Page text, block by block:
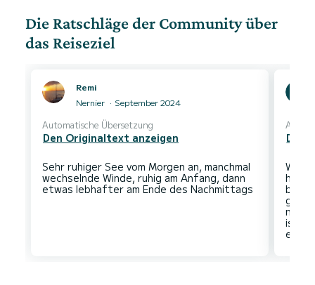
Die Ratschläge der Community über
das Reiseziel
Remi
Nernier
September 2024
Automatische Übersetzung
Den Originaltext anzeigen
Sehr ruhiger See vom Morgen an, manchmal
wechselnde Winde, ruhig am Anfang, dann
Den
Wir
nicht
ist,